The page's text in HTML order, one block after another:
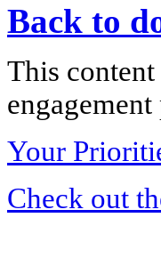
Back to
This
Your
Check out